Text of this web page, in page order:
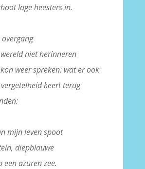
lage heesters in.
niet herinneren
weer spreken: wat er ook
keert terug
mijn leven spoot
diepblauwe
een azuren zee.